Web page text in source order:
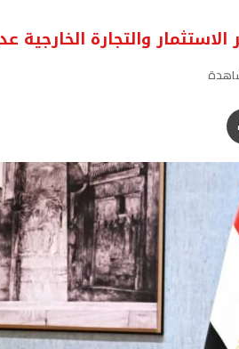
والتجارة الخارجية